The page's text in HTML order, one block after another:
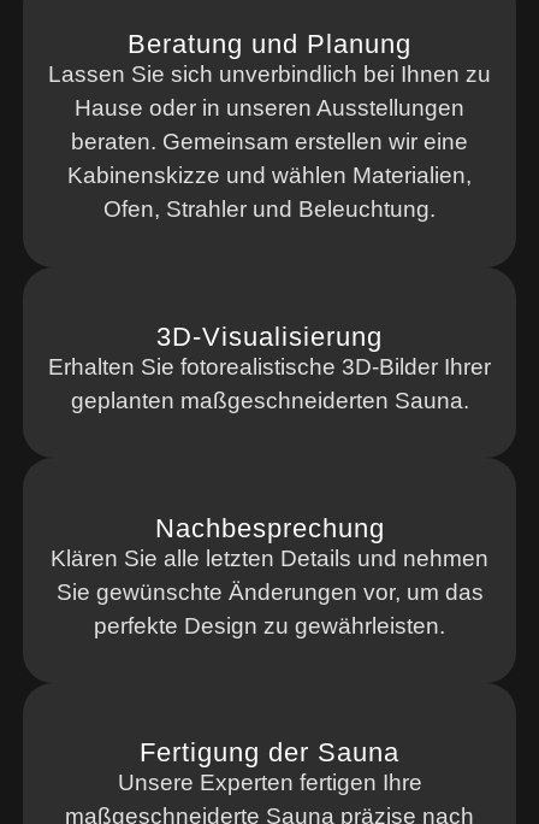
Beratung und Planung
Lassen Sie sich unverbindlich bei Ihnen zu
Hause oder in unseren Ausstellungen
beraten. Gemeinsam erstellen wir eine
Kabinenskizze und wählen Materialien,
Ofen, Strahler und Beleuchtung.
3D-Visualisierung
Erhalten Sie fotorealistische 3D-Bilder Ihrer
geplanten maßgeschneiderten Sauna.
Nachbesprechung
Klären Sie alle letzten Details und nehmen
Sie gewünschte Änderungen vor, um das
perfekte Design zu gewährleisten.
Fertigung der Sauna
Unsere Experten fertigen Ihre
maßgeschneiderte Sauna präzise nach